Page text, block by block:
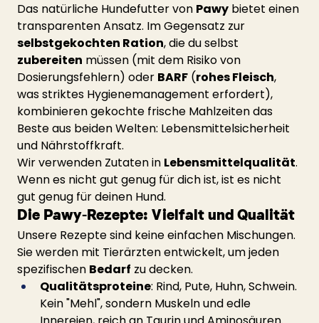
Das natürliche Hundefutter von Pawy bietet einen
transparenten Ansatz. Im Gegensatz zur
selbstgekochten Ration, die du selbst
zubereiten müssen (mit dem Risiko von
Dosierungsfehlern) oder BARF (rohes Fleisch,
was striktes Hygienemanagement erfordert),
kombinieren gekochte frische Mahlzeiten das
Beste aus beiden Welten: Lebensmittelsicherheit
und Nährstoffkraft.
Wir verwenden Zutaten in Lebensmittelqualität.
Wenn es nicht gut genug für dich ist, ist es nicht
gut genug für deinen Hund.
Die Pawy-Rezepte: Vielfalt und Qualität
Unsere Rezepte sind keine einfachen Mischungen.
Sie werden mit Tierärzten entwickelt, um jeden
spezifischen Bedarf zu decken.
Qualitätsproteine: Rind, Pute, Huhn, Schwein.
Kein "Mehl", sondern Muskeln und edle